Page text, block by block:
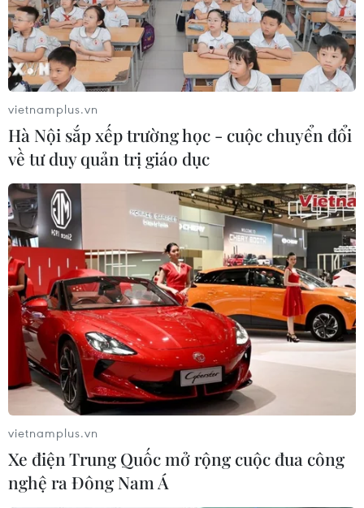
vietnamplus.vn
Hà Nội sắp xếp trường học - cuộc chuyển đổi
về tư duy quản trị giáo dục
vietnamplus.vn
Xe điện Trung Quốc mở rộng cuộc đua công
nghệ ra Đông Nam Á